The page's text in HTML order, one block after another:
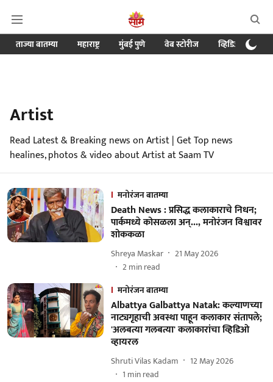
ताज्या बातम्या महाराष्ट्र मुंबई पुणे वेब स्टोरीज व्हिडिओ
Artist
Read Latest & Breaking news on Artist | Get Top news
healines, photos & video about Artist at Saam TV
मनोरंजन बातम्या
Death News : प्रसिद्ध कलाकाराचे निधन;
पार्कमध्ये कोसळला अन्..., मनोरंजन विश्वावर
शोककळा
Shreya Maskar
21 May 2026
2min read
मनोरंजन बातम्या
Albattya Galbattya Natak: कल्याणच्या
नाट्यगृहाची अवस्था पाहून कलाकार संतापले;
'अलबत्या गलबत्या' कलाकारांचा व्हिडिओ
व्हायरल
Shruti Vilas Kadam
12 May 2026
1 min read